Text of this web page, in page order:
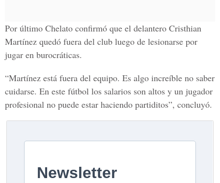
Por último Chelato confirmó que el delantero Cristhian
Martínez quedó fuera del club luego de lesionarse por
jugar en burocráticas.
“Martínez está fuera del equipo. Es algo increíble no saber
cuidarse. En este fútbol los salarios son altos y un jugador
profesional no puede estar haciendo partiditos”, concluyó.